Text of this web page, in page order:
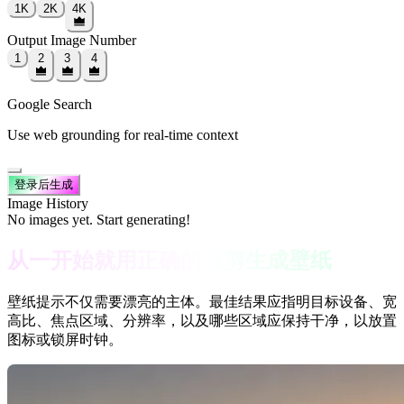
1K 2K 4K
Output Image Number
1 2 3 4
Google Search
Use web grounding for real-time context
登录后生成
Image History
No images yet. Start generating!
从一开始就用正确的裁剪生成壁纸
壁纸提示不仅需要漂亮的主体。最佳结果应指明目标设备、宽
高比、焦点区域、分辨率，以及哪些区域应保持干净，以放置
图标或锁屏时钟。